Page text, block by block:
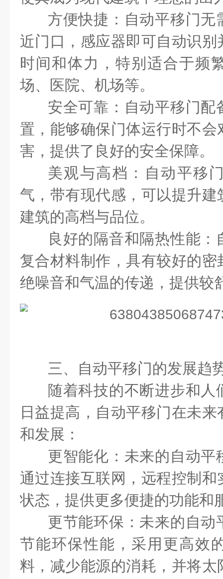
方便快捷：自动平移门无
近门口，感应器即可自动识
时间和体力，特别适合于频
场、医院、机场等。
安全可靠：自动平移门配
置，能够确保门体运行时不
害，提供了良好的安全保障。
美观与高档：自动平移
气，带有现代感，可以提升
建筑的高档与品位。
良好的隔音和隔热性能
复合材料制作，具有较好的
绝噪音和气温的传递，提供较
三、自动平移门的发展趋
随着科技的不断进步和人
日益提高，自动平移门在未
和发展：
更智能化：未来的自动平
通过连接互联网，远程控制
状态，提供更多便捷的功能和
更节能环保：未来的自动
节能环保性能，采用更高效
料，减少能源的消耗，并将